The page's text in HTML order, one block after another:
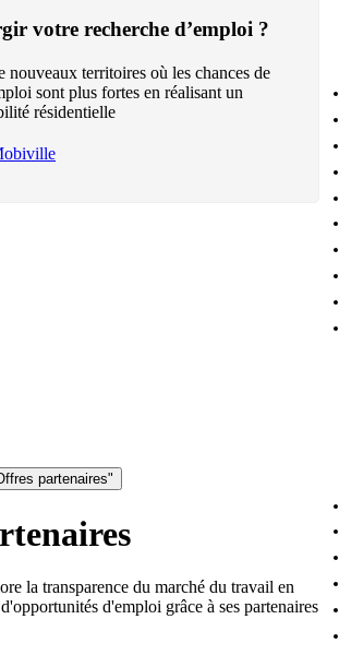
votre recherche d’emploi ?
nouveaux territoires où les chances de
sont plus fortes en réalisant un
résidentielle
partenaires"
la transparence du marché du travail en
d'emploi grâce à ses partenaires